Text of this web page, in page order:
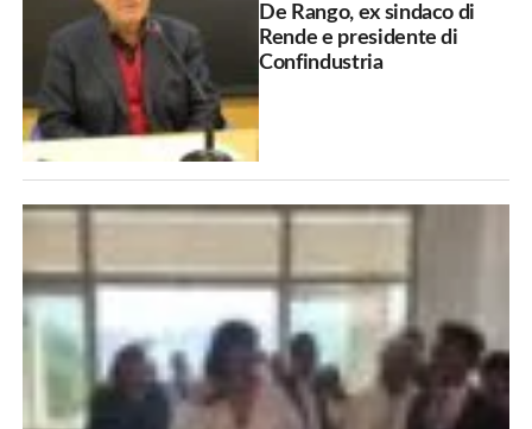
De Rango, ex sindaco di
Rende e presidente di
Confindustria